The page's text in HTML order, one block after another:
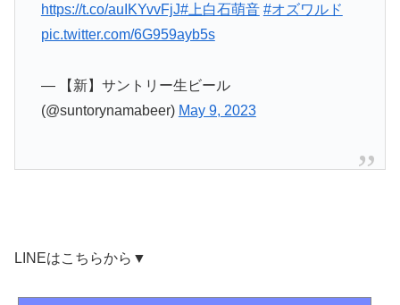
https://t.co/auIKYvvFjJ#上白石萌音 #オズワルド
pic.twitter.com/6G959ayb5s
— 【新】サントリー生ビール
(@suntorynamabeer) May 9, 2023
LINEはこちらから▼